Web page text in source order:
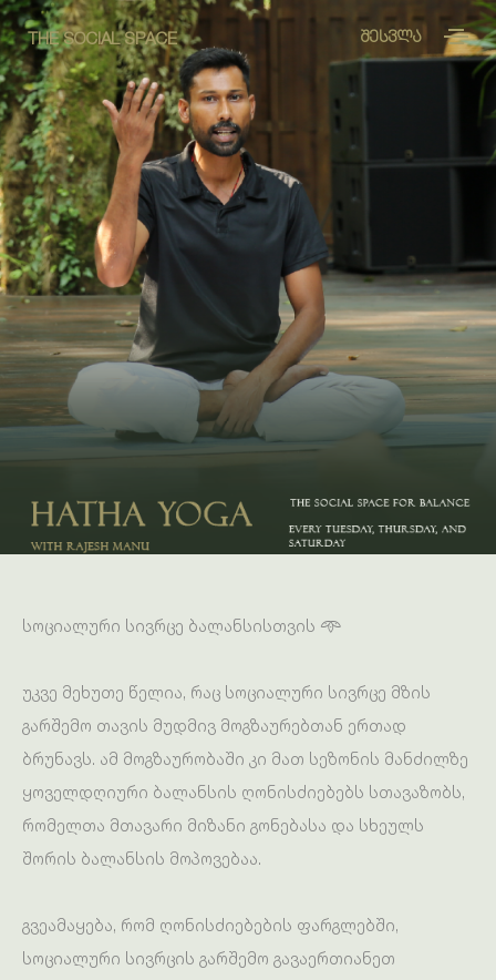
THE SOCIAL SPACE ᲨᲔᲡᲕᲚᲐ
სოციალური სივრცე ბალანსისთვის 𖥸
უკვე მეხუთე წელია, რაც სოციალური სივრცე მზის
გარშემო თავის მუდმივ მოგზაურებთან ერთად
ბრუნავს. ამ მოგზაურობაში კი მათ სეზონის მანძილზე
ყოველდღიური ბალანსის ღონისძიებებს სთავაზობს,
რომელთა მთავარი მიზანი გონებასა და სხეულს
შორის ბალანსის მოპოვებაა.
გვეამაყება, რომ ღონისძიებების ფარგლებში,
სოციალური სივრცის გარშემო გავაერთიანეთ